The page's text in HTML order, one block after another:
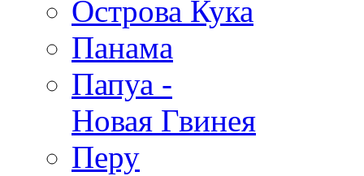
Острова Кука
Панама
Папуа -
Новая Гвинея
Перу